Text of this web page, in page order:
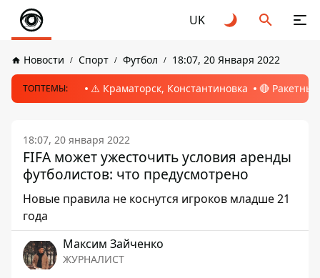
UK
Новости Спорт Футбол 18:07, 20 Января 2022
ТОПТЕМЫ: ⚠️ Краматорск, Константиновка 🔴
18:07, 20 января 2022
FIFA может ужесточить условия аренды
футболистов: что предусмотрено
Новые правила не коснутся игроков младше 21
года
Максим Зайченко
ЖУРНАЛИСТ